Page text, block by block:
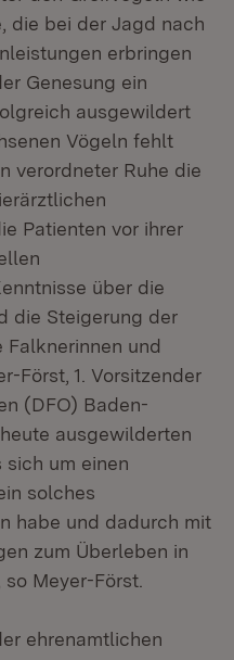
die bei der Jagd nach
erbringen
Genesung ein
ausgewildert
Vögeln fehlt
verordneter Ruhe die
Patienten vor ihrer
über die
die Steigerung der
Falknerinnen und
Först, 1. Vorsitzender
(DFO) Baden-
ausgewilderten
um einen
solches
habe und dadurch mit
zum Überleben in
Meyer-Först.
ehrenamtlichen